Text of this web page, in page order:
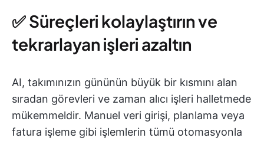
✅ Süreçleri kolaylaştırın ve
tekrarlayan işleri azaltın
AI, takımınızın gününün büyük bir kısmını alan
sıradan görevleri ve zaman alıcı işleri halletmede
mükemmeldir. Manuel veri girişi, planlama veya
fatura işleme gibi işlemlerin tümü otomasyonla